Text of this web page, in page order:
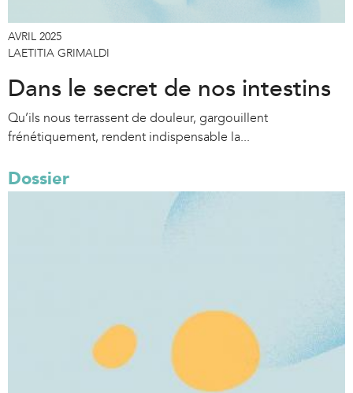
AVRIL 2025
LAETITIA GRIMALDI
Dans le secret de nos intestins
Qu’ils nous terrassent de douleur, gargouillent
frénétiquement, rendent indispensable la...
Dossier